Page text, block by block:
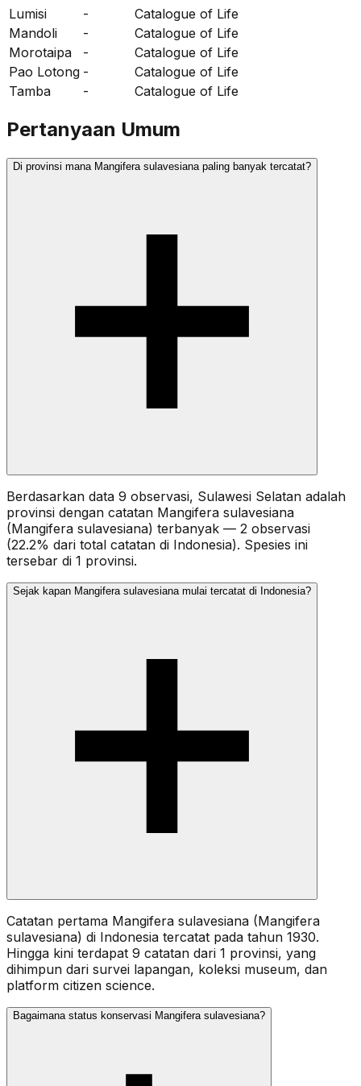
Lumisi
-
Catalogue of Life
Mandoli
-
Catalogue of Life
Morotaipa
-
Catalogue of Life
Pao Lotong -
Catalogue of Life
Tamba
- Catalogue of Life
Pertanyaan Umum
Di provinsi mana Mangifera sulavesiana paling banyak tercatat?
Berdasarkan data 9 observasi, Sulawesi Selatan adalah
provinsi dengan catatan Mangifera sulavesiana
(Mangifera sulavesiana) terbanyak — 2 observasi
(22.2% dari total catatan di Indonesia). Spesies ini
tersebar di 1 provinsi.
Sejak kapan Mangifera sulavesiana mulai tercatat di Indonesia?
Catatan pertama Mangifera sulavesiana (Mangifera
sulavesiana) di Indonesia tercatat pada tahun 1930.
Hingga kini terdapat 9 catatan dari 1 provinsi, yang
dihimpun dari survei lapangan, koleksi museum, dan
platform citizen science.
Bagaimana status konservasi Mangifera sulavesiana?